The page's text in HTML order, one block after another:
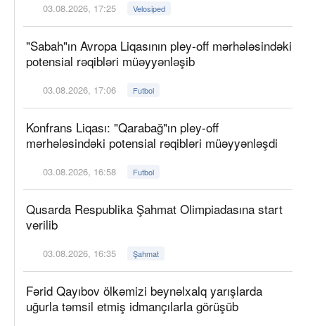
03.08.2026, 17:25 Velosiped
"Sabah"ın Avropa Liqasının pley-off mərhələsindəki
potensial rəqibləri müəyyənləşib
03.08.2026, 17:06 Futbol
Konfrans Liqası: "Qarabağ"ın pley-off
mərhələsindəki potensial rəqibləri müəyyənləşdi
03.08.2026, 16:58 Futbol
Qusarda Respublika Şahmat Olimpiadasına start
verilib
03.08.2026, 16:35 Şahmat
Fərid Qayıbov ölkəmizi beynəlxalq yarışlarda
uğurla təmsil etmiş idmançılarla görüşüb